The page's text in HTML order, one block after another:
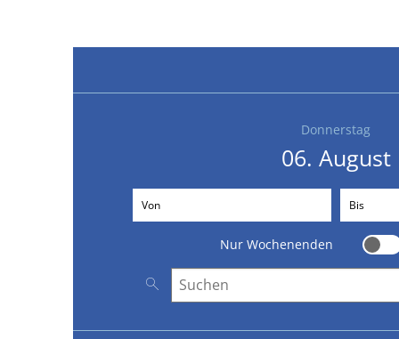
Donnerstag
06. August
Von Bis
Nur Wochenenden
Nur
Nach Veranstaltungen suchen